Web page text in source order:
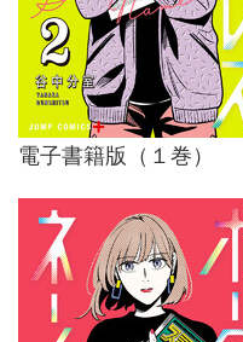
電子書籍版（１巻）